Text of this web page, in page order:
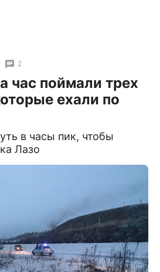
2
час поймали трех
ехали по
в часы пик, чтобы
Лазо